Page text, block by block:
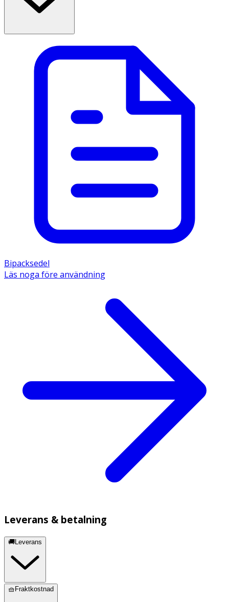
Bipacksedel
Läs noga före användning
Leverans & betalning
🚚Leverans
🧺Fraktkostnad